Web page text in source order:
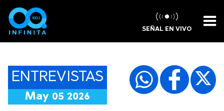
SEÑAL EN VIVO
ENTREVISTAS
May 05 2026